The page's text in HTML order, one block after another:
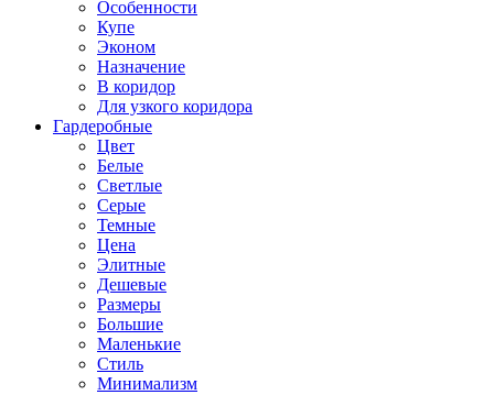
Особенности
Купе
Эконом
Назначение
В коридор
Для узкого коридора
Гардеробные
Цвет
Белые
Светлые
Серые
Темные
Цена
Элитные
Дешевые
Размеры
Большие
Маленькие
Стиль
Минимализм